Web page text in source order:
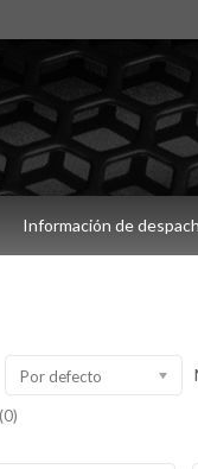
Información de
Por defecto